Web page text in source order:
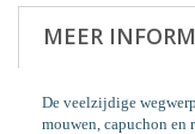
MEER
De veelzijdige
mouwen, capuchon en